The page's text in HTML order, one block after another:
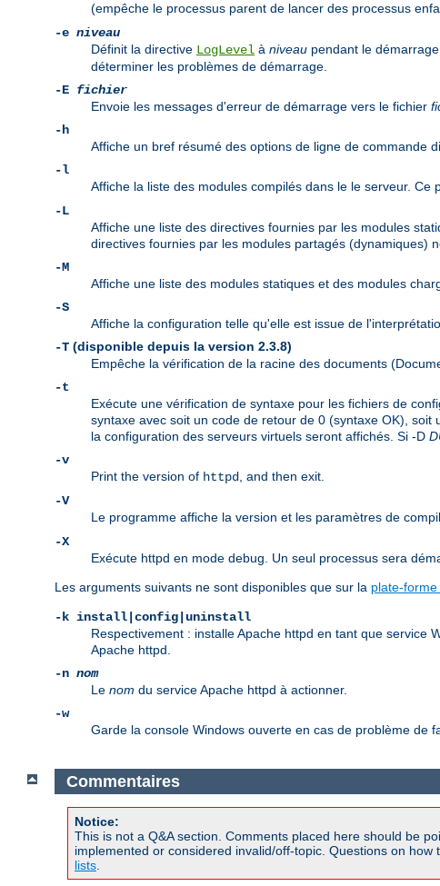
(empêche le processus parent de lancer des processus
-e niveau
Définit la directive LogLevel à niveau pendant le
déterminer les problèmes de démarrage.
-E fichier
Envoie les messages d'erreur de démarrage vers le fichier
-h
Affiche un bref résumé des options de ligne de commande
-l
Affiche la liste des modules compilés dans le le serveur. Ce
-L
Affiche une liste des directives fournies par les modules
directives fournies par les modules partagés (dynamiques)
-M
Affiche une liste des modules statiques et des modules
-S
Affiche la configuration telle qu'elle est issue de
-T (disponible depuis la version 2.3.8)
Empêche la vérification de la racine des documents
-t
Exécute une vérification de syntaxe pour les fichiers de
syntaxe avec soit un code de retour de 0 (syntaxe OK),
la configuration des serveurs virtuels seront affichés. Si -D
-v
Print the version of httpd
, and then exit.
-V
Le programme affiche la version et les paramètres de
-X
Exécute httpd en mode debug. Un seul processus sera
Les arguments suivants ne sont disponibles que sur la plate-
-k install|config|uninstall
Respectivement : installe Apache httpd en tant que service
Apache httpd.
-n nom
Le nom du service Apache httpd à actionner.
-w
Garde la console Windows ouverte en cas de problème de
Commentaires
Notice:
This is not a Q&A section. Comments placed here should be
implemented or considered invalid/off-topic. Questions on
lists.